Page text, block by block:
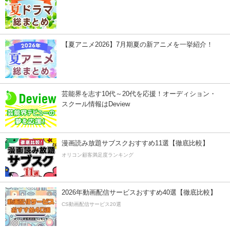
【夏アニメ2026】7月期夏の新アニメを一挙紹介！
芸能界を志す10代～20代を応援！オーディション・
スクール情報はDeview
漫画読み放題サブスクおすすめ11選【徹底比較】
オリコン顧客満足度ランキング
2026年動画配信サービスおすすめ40選【徹底比較】
CS動画配信サービス20選